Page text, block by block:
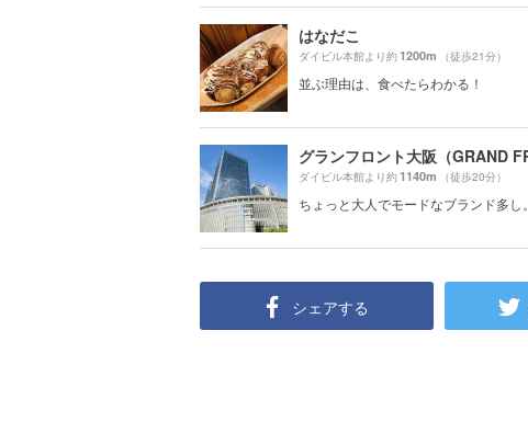
はなだこ
ダイビル本館より約1200m （徒歩21分）
並ぶ理由は、食べたらわかる！
ダイビル本館より約1140m （徒歩20分）
ちょっと大人でモードなブランド多し。
シェアする